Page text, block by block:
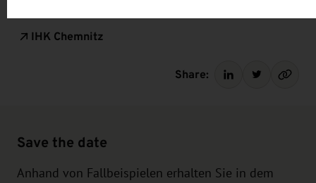
IHK Chemnitz
Share:
Save the date
Anhand von Fallbeispielen erhalten Sie in dem